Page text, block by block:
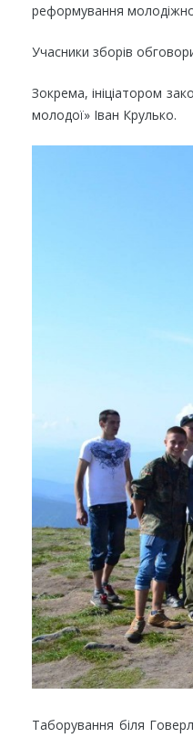
реформування
Учасники зборів
Зокрема, ініціатором
молодої» Іван Крулько.
Таборування біля